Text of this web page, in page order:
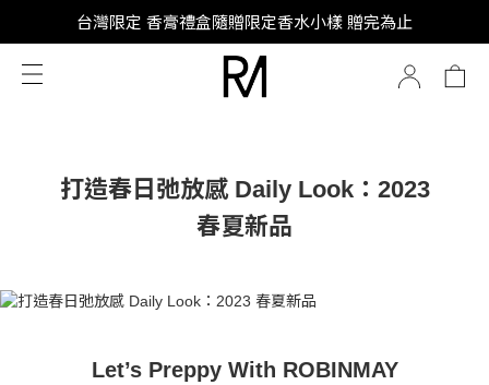
SUPER JUNIOR-D&E 全新代言
台灣限定 香膏禮盒隨贈限定香水小樣 贈完為止
SUPER JUNIOR-D&E 全新代言
打造春日弛放感 Daily Look：2023
春夏新品
Let’s Preppy With ROBINMAY